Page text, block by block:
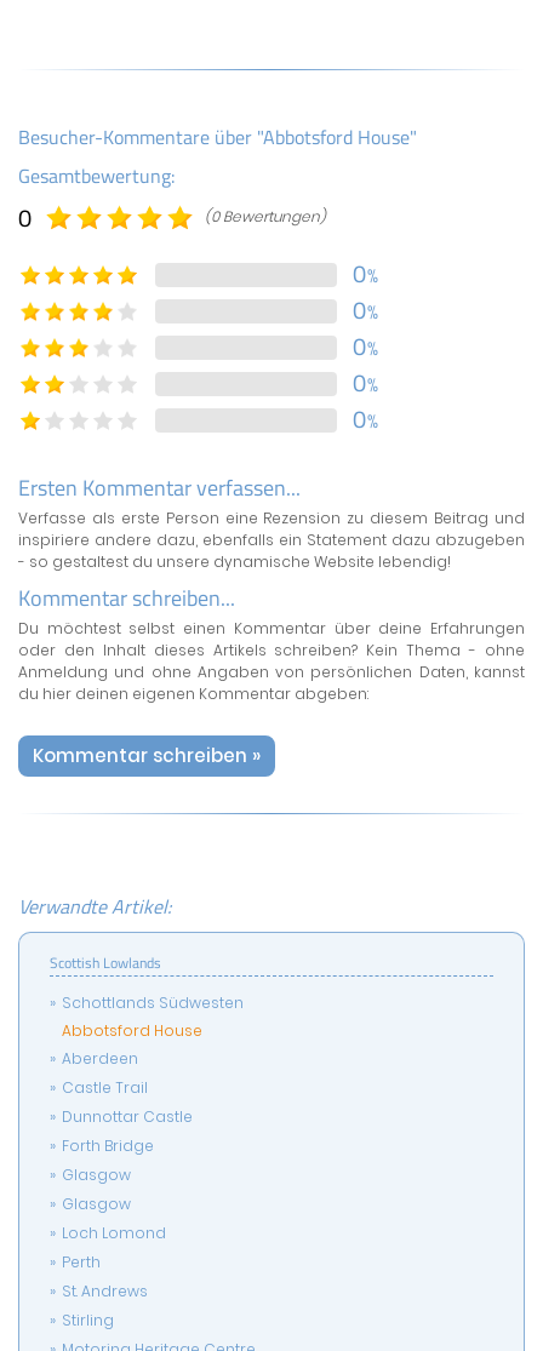
Besucher-Kommentare über "Abbotsford House"
Gesamtbewertung:
0 (0 Bewertungen)
0%
0%
0%
0%
0%
Ersten Kommentar verfassen...
Verfasse als erste Person eine Rezension zu diesem Beitrag und
inspiriere andere dazu, ebenfalls ein Statement dazu abzugeben
- so gestaltest du unsere dynamische Website lebendig!
Kommentar schreiben...
Du möchtest selbst einen Kommentar über deine Erfahrungen
oder den Inhalt dieses Artikels schreiben? Kein Thema - ohne
Anmeldung und ohne Angaben von persönlichen Daten, kannst
du hier deinen eigenen Kommentar abgeben:
Kommentar schreiben »
Verwandte Artikel:
Scottish Lowlands
Schottlands Südwesten
Abbotsford House
Aberdeen
Castle Trail
Dunnottar Castle
Forth Bridge
Glasgow
Glasgow
Loch Lomond
Perth
St. Andrews
Stirling